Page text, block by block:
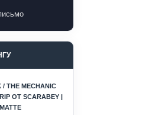
THE MECHANIC
ОТ SCARABEY |